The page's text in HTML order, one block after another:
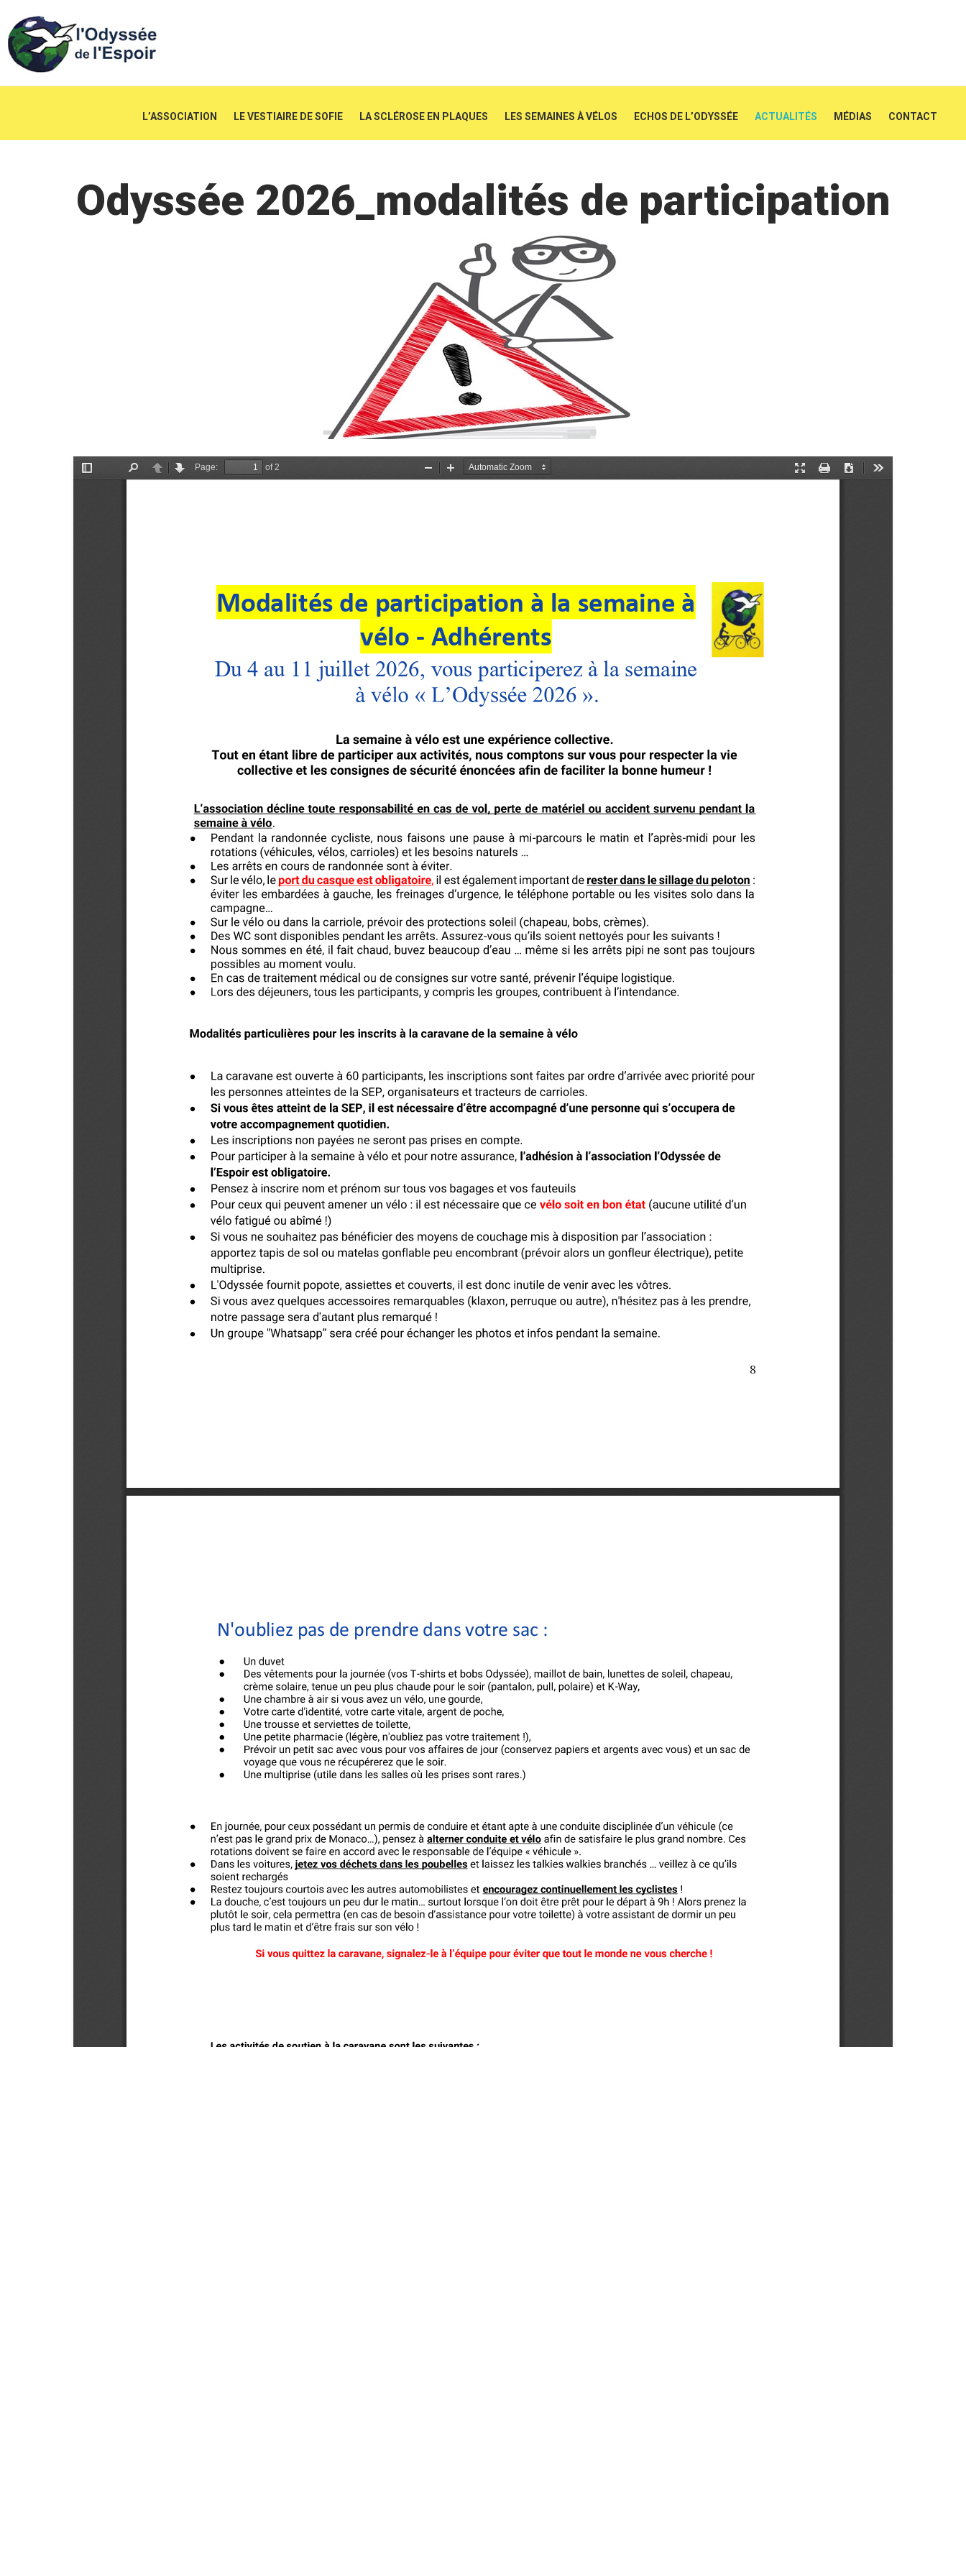
L’ASSOCIATION LE VESTIAIRE DE SOFIE LA SCLÉROSE EN PLAQUES LES SEMAINES À VÉLOS ECHOS DE L’ODYSSÉE ACTUALITÉS MÉDIAS CONTACT
Odyssée 2026_modalités de participation